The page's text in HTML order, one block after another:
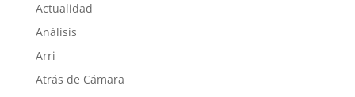
Actualidad
Análisis
Arri
Atrás de Cámara